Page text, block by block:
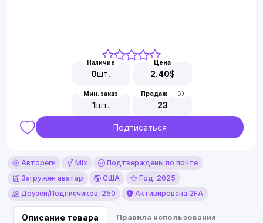
Наличие
0шт.
Цена
2.40$
Мин. заказ
1шт.
Продаж
23
Подписаться
Автореги Mix
Подтверждены по почте
Загружен аватар
США
Год: 2025
Друзей/Подписчиков: 250
Активирована 2FA
Описание товара Правила использования